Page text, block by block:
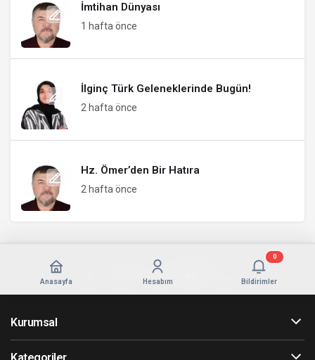
İmtihan Dünyası
1 hafta önce
İlginç Türk Geleneklerinde Bugün!
2 hafta önce
Hz. Ömer’den Bir Hatıra
2 hafta önce
Anasayfa Hesabım Bildirimler
0
Kurumsal